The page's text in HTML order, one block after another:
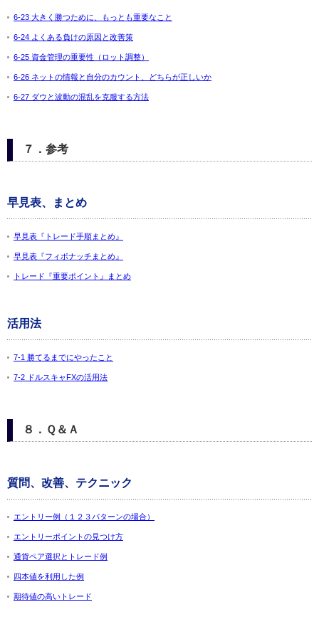
6-23 大きく勝つために、もっとも重要なこと
6-24 よくある負けの原因と改善策
6-25 資金管理の重要性（ロット調整）
6-26 ネットの情報と自分のカウント、どちらが正しいか
6-27 ダウと波動の混乱を克服する方法
７．参考
早見表、まとめ
早見表『トレード手順まとめ』
早見表『フィボナッチまとめ』
トレード『重要ポイント』まとめ
活用法
7-1 勝てるまでにやったこと
7-2 ドルスキャFXの活用法
８．Ｑ＆Ａ
質問、改善、テクニック
エントリー例（１２３パターンの場合）
エントリーポイントの見つけ方
通貨ペア選択とトレード例
四本値を利用した例
期待値の高いトレード